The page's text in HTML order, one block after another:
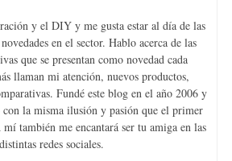
y el DIY y me gusta estar al día de las
en el sector. Hablo acerca de las
que se presentan como novedad cada
llaman mi atención, nuevos productos,
Fundé este blog en el año 2006 y
la misma ilusión y pasión que el primer
también me encantará ser tu amiga en las
distintas redes sociales.